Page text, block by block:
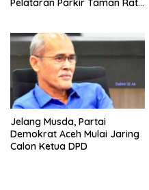
Pelataran Parkir Taman Ratu
Jelang Musda, Partai
Demokrat Aceh Mulai Jaring
Calon Ketua DPD